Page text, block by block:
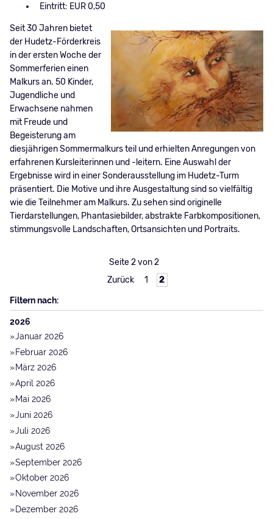
Eintritt: EUR 0,50
Seit 30 Jahren bietet
der Hudetz-Förderkreis
in der ersten Woche der
Sommerferien einen
Malkurs an. 50 Kinder,
Jugendliche und
Erwachsene nahmen
mit Freude und
Begeisterung am
diesjährigen Sommermalkurs teil und erhielten Anregungen von
erfahrenen Kursleiterinnen und -leitern. Eine Auswahl der
Ergebnisse wird in einer Sonderausstellung im Hudetz-Turm
präsentiert. Die Motive und ihre Ausgestaltung sind so vielfältig
wie die Teilnehmer am Malkurs. Zu sehen sind originelle
Tierdarstellungen, Phantasiebilder, abstrakte Farbkompositionen,
stimmungsvolle Landschaften, Ortsansichten und Portraits.
Seite 2 von 2
Zurück
1 2
Filtern nach:
2026
Januar 2026
Februar 2026
März 2026
April 2026
Mai 2026
Juni 2026
Juli 2026
August 2026
September 2026
Oktober 2026
November 2026
Dezember 2026